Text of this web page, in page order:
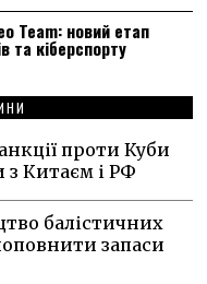
Team: новий етап
та кіберспорту
проти Куби
з Китаєм і РФ
балістичних
запаси